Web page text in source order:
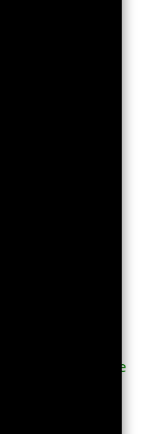
в Марганце
в Мелитополе
в Мене
в Миргороде
в Мироновке
в Могилёве-
в Мукачево
в Надворной
в Нежине
в Немирове
в Нетешине
в Никополе
в Новой Каховке
в Новой Одессе
Новгороде-